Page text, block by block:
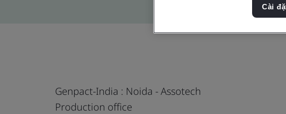
Genpact-India : Noida - Assotech
Production office
Cài